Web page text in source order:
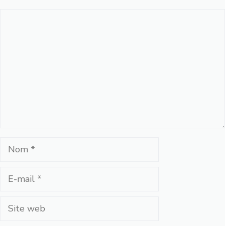
Nom
Site